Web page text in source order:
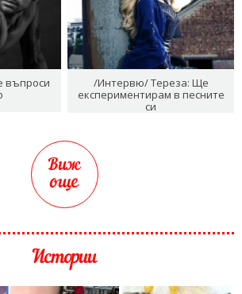
въпроси
/Интервю/ Тереза: Ще
експериментирам в песните
си
Виж
още
Истории